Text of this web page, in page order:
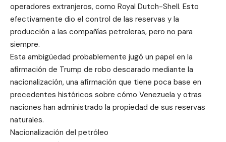
operadores extranjeros, como Royal Dutch-Shell. Esto
efectivamente dio el control de las reservas y la
producción a las compañías petroleras, pero no para
siempre.
Esta ambigüedad probablemente jugó un papel en la
afirmación de Trump de robo descarado mediante la
nacionalización, una afirmación que tiene poca base en
precedentes históricos sobre cómo Venezuela y otras
naciones han administrado la propiedad de sus reservas
naturales.
Nacionalización del petróleo